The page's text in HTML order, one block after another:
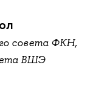
совета ФКН,
ВШЭ